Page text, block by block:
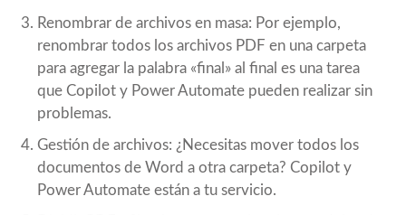
Renombrar de archivos en masa: Por ejemplo,
renombrar todos los archivos PDF en una carpeta
para agregar la palabra «final» al final es una tarea
que Copilot y Power Automate pueden realizar sin
problemas.
Gestión de archivos: ¿Necesitas mover todos los
documentos de Word a otra carpeta? Copilot y
Power Automate están a tu servicio.